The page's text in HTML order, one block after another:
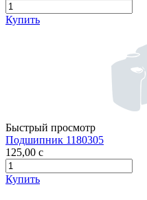
Купить
Быстрый просмотр
Подшипник 1180305
125,00 c
Купить